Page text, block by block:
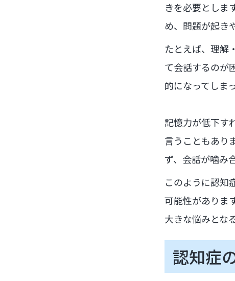
きを必要としま
め、問題が起き
たとえば、理解
て会話するのが
的になってしま
記憶力が低下す
言うこともあり
ず、会話が噛み
このように認知
可能性がありま
大きな悩みとな
認知症